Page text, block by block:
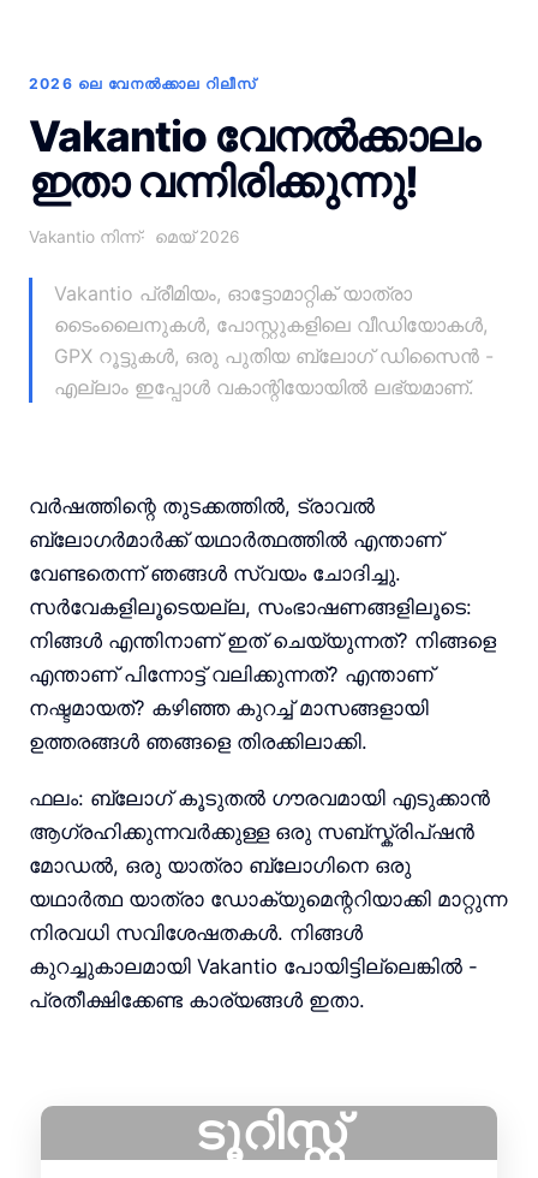
2026 ലെ വേനൽക്കാല റിലീസ്
Vakantio വേനൽക്കാലം
ഇതാ വന്നിരിക്കുന്നു!
Vakantio നിന്ന് മെയ് 2026
Vakantio പ്രീമിയം, ഓട്ടോമാറ്റിക് യാത്രാ
ടൈംലൈനുകൾ, പോസ്റ്റുകളിലെ വീഡിയോകൾ,
GPX റൂട്ടുകൾ, ഒരു പുതിയ ബ്ലോഗ് ഡിസൈൻ -
എല്ലാം ഇപ്പോൾ വകാന്റിയോയിൽ ലഭ്യമാണ്.
വർഷത്തിന്റെ തുടക്കത്തിൽ, ട്രാവൽ
ബ്ലോഗർമാർക്ക് യഥാർത്ഥത്തിൽ എന്താണ്
വേണ്ടതെന്ന് ഞങ്ങൾ സ്വയം ചോദിച്ചു.
സർവേകളിലൂടെയല്ല, സംഭാഷണങ്ങളിലൂടെ:
നിങ്ങൾ എന്തിനാണ് ഇത് ചെയ്യുന്നത്? നിങ്ങളെ
എന്താണ് പിന്നോട്ട് വലിക്കുന്നത്? എന്താണ്
നഷ്ടമായത്? കഴിഞ്ഞ കുറച്ച് മാസങ്ങളായി
ഉത്തരങ്ങൾ ഞങ്ങളെ തിരക്കിലാക്കി.
ഫലം: ബ്ലോഗ് കൂടുതൽ ഗൗരവമായി എടുക്കാൻ
ആഗ്രഹിക്കുന്നവർക്കുള്ള ഒരു സബ്സ്ക്രിപ്ഷൻ
മോഡൽ, ഒരു യാത്രാ ബ്ലോഗിനെ ഒരു
യഥാർത്ഥ യാത്രാ ഡോക്യുമെന്ററിയാക്കി മാറ്റുന്ന
നിരവധി സവിശേഷതകൾ. നിങ്ങൾ
കുറച്ചുകാലമായി Vakantio പോയിട്ടില്ലെങ്കിൽ -
പ്രതീക്ഷിക്കേണ്ട കാര്യങ്ങൾ ഇതാ.
ടൂറിസ്റ്റ്